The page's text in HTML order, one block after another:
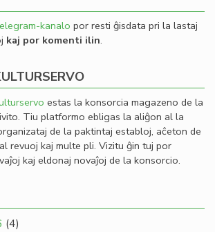
kanalo por resti ĝisdata pri la lastaj
kaj por komenti ilin.
estas la konsorcia magazeno de la
Tiu platformo ebligas la aliĝon al la
de la paktintaj establoj, aĉeton de
revuoj kaj multe pli. Vizitu ĝin tuj por
kaj eldonaj novaĵoj de la konsorcio.
(4)